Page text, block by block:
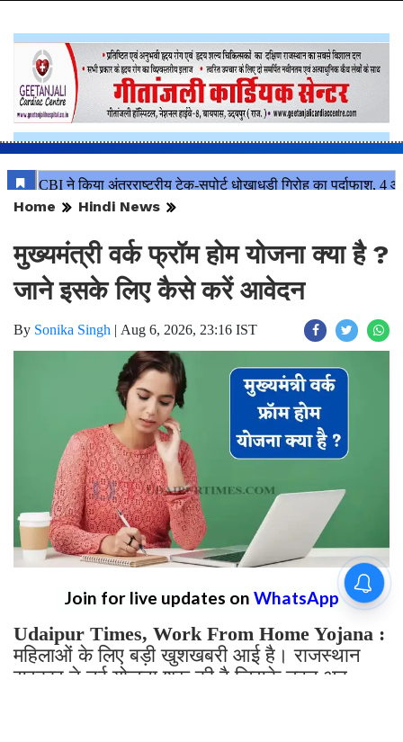
Home Hindi News
मुख्यमंत्री वर्क फ्रॉम होम योजना क्या है ?
जाने इसके लिए कैसे करें आवेदन
By Sonika Singh | Aug 6, 2026, 23:16 IST
Join for live updates on WhatsApp
Udaipur Times, Work From Home Yojana :
महिलाओं के लिए बड़ी खुशखबरी आई है। राजस्थान
सरकार ने नई योजना शुरू की है जिसके तहत अब